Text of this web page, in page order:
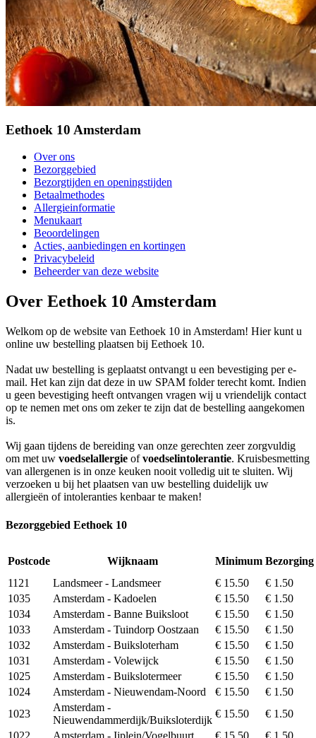
Eethoek 10 Amsterdam
Over ons
Bezorggebied
Bezorgtijden en openingstijden
Betaalmethodes
Allergieinformatie
Menukaart
Beoordelingen
Acties, aanbiedingen en kortingen
Privacybeleid
Beheerder van deze website
Over Eethoek 10 Amsterdam
Welkom op de website van Eethoek 10 in Amsterdam! Hier kunt u
online uw bestelling plaatsen bij Eethoek 10.
Nadat uw bestelling is geplaatst ontvangt u een bevestiging per e-
mail. Het kan zijn dat deze in uw SPAM folder terecht komt. Indien
u geen bevestiging heeft ontvangen vragen wij u vriendelijk contact
op te nemen met ons om zeker te zijn dat de bestelling aangekomen
is.
Wij gaan tijdens de bereiding van onze gerechten zeer zorgvuldig
om met uw voedselallergie ofvoedselintolerantie. Kruisbesmetting
van allergenen is in onze keuken nooit volledig uit te sluiten. Wij
verzoeken u bij het plaatsen van uw bestelling duidelijk uw
allergieën of intoleranties kenbaar te maken!
Bezorggebied Eethoek 10
Postcode Wijknaam Minimum Bezorging
1121
Landsmeer - Landsmeer € 15.50
€ 1.50
1035
Amsterdam - Kadoelen € 15.50
€ 1.50
1034
Amsterdam - Banne Buiksloot € 15.50
€ 1.50
1033
Amsterdam - Tuindorp Oostzaan € 15.50
€ 1.50
1032
Amsterdam - Buiksloterham € 15.50
€ 1.50
1031
Amsterdam - Volewijck € 15.50
€ 1.50
1025
Amsterdam - Buikslotermeer € 15.50
€ 1.50
1024
Amsterdam - Nieuwendam-Noord € 15.50
€ 1.50
1023
Amsterdam -
Nieuwendammerdijk/Buiksloterdijk
€ 15.50
€ 1.50
1022
Amsterdam - Ijplein/Vogelbuurt € 15.50 € 1.50